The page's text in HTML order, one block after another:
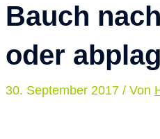
Bauch
oder
30. September 2017 / Von